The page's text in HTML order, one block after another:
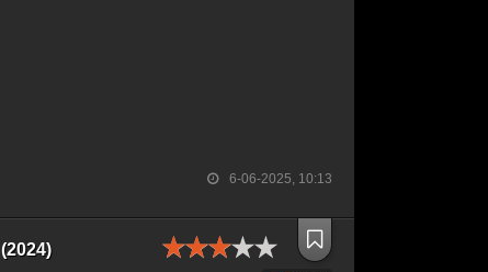
6-06-2025, 10:13